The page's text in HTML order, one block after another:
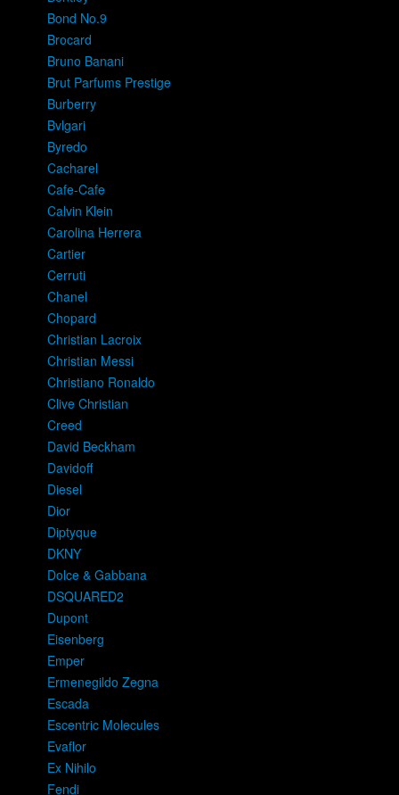
Bond No.9
Brocard
Bruno Banani
Brut Parfums Prestige
Burberry
Bvlgari
Byredo
Cacharel
Cafe-Cafe
Calvin Klein
Carolina Herrera
Cartier
Cerruti
Chanel
Chopard
Christian Lacroix
Christian Messi
Christiano Ronaldo
Clive Christian
Creed
David Beckham
Davidoff
Diesel
Dior
Diptyque
DKNY
Dolce & Gabbana
DSQUARED2
Dupont
Eisenberg
Emper
Ermenegildo Zegna
Escada
Escentric Molecules
Evaflor
Ex Nihilo
Fendi